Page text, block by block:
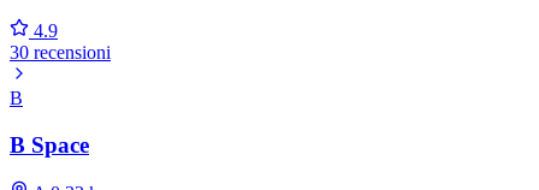
4.9
30 recensioni
B
B Space